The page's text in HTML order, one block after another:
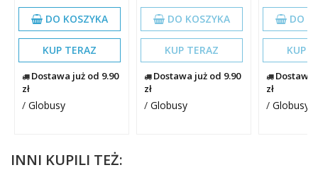
DO KOSZYKA
KUP TERAZ
Dostawa już od 9.90
zł
/ Globusy
DO KOSZYKA
KUP TERAZ
Dostawa już od 9.90
zł
/ Globusy
DO
KUP
Dostawa
zł
/ Globusy
INNI KUPILI TEŻ: